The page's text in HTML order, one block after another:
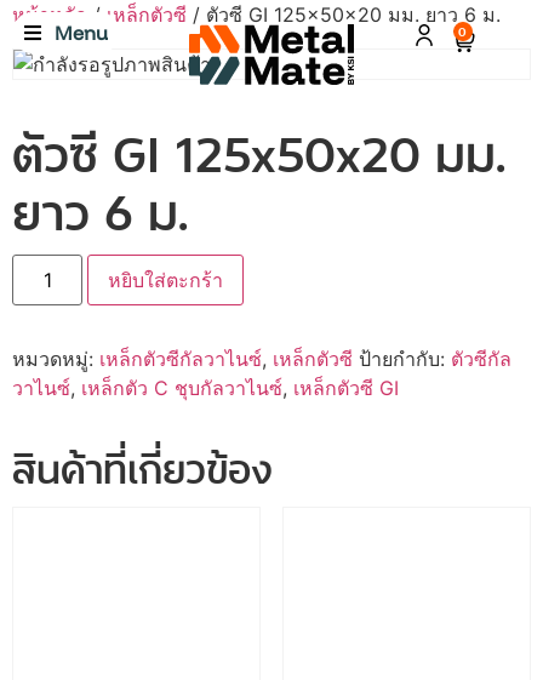
Menu 0
หน้าหลัก / เหล็กตัวซี / ตัวซี GI 125x50x20 มม. ยาว 6 ม.
ตัวซี GI 125x50x20 มม.
ยาว 6 ม.
หยิบใส่ตะกร้า
หมวดหมู่: เหล็กตัวซีกัลวาไนซ์, เหล็กตัวซี ป้ายกำกับ: ตัวซีกัล
วาไนซ์, เหล็กตัว C ชุบกัลวาไนซ์, เหล็กตัวซี GI
สินค้าที่เกี่ยวข้อง